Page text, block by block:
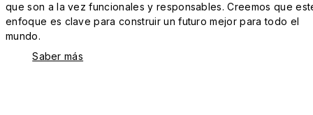
que son a la vez funcionales y responsables. Creemos que
enfoque es clave para construir un futuro mejor para todo el
mundo.
Saber más